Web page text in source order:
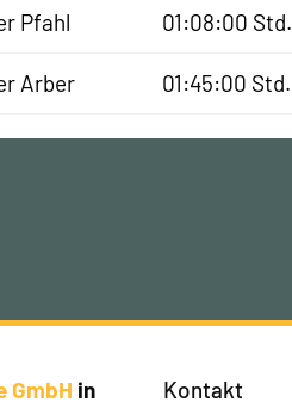
Pfahl 01:08:00 Std.
Arber 01:45:00 Std.
GmbH in Kontakt